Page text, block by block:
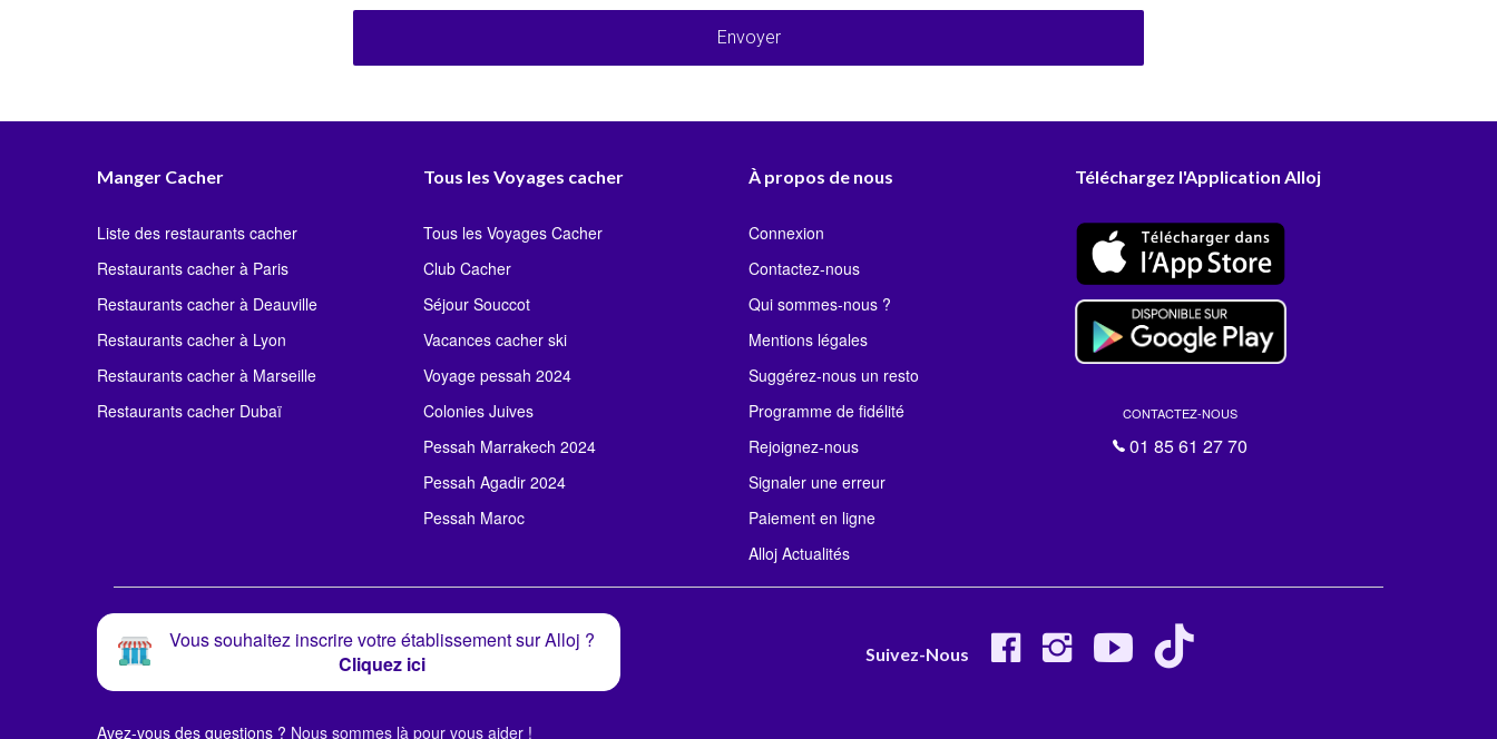
Envoyer
Manger Cacher
Liste des restaurants cacher
Restaurants cacher à Paris
Restaurants cacher à Deauville
Restaurants cacher à Lyon
Restaurants cacher à Marseille
Restaurants cacher Dubaï
Tous les Voyages cacher
Tous les Voyages Cacher
Club Cacher
Séjour Souccot
Vacances cacher ski
Voyage pessah 2024
Colonies Juives
Pessah Marrakech 2024
Pessah Agadir 2024
Pessah Maroc
À propos de nous
Connexion
Contactez-nous
Qui sommes-nous ?
Mentions légales
Suggérez-nous un resto
Programme de fidélité
Rejoignez-nous
Signaler une erreur
Paiement en ligne
Alloj Actualités
Téléchargez l'Application Alloj
CONTACTEZ-NOUS
01 85 61 27 70
Vous souhaitez inscrire votre établissement sur Alloj ?
Cliquez ici
Suivez-Nous
Avez-vous des questions ? Nous sommes là pour vous aider !